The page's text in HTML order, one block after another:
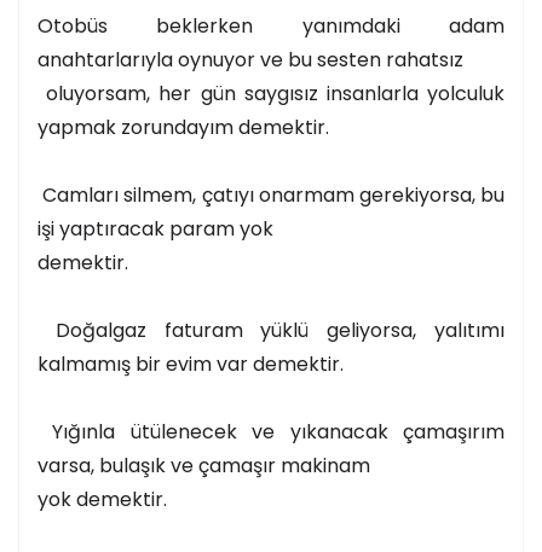
Otobüs beklerken yanımdaki adam
anahtarlarıyla oynuyor ve bu sesten rahatsız
oluyorsam, her gün saygısız insanlarla yolculuk
yapmak zorundayım demektir.
Camları silmem, çatıyı onarmam gerekiyorsa, bu
işi yaptıracak param yok
demektir.
Doğalgaz faturam yüklü geliyorsa, yalıtımı
kalmamış bir evim var demektir.
Yığınla ütülenecek ve yıkanacak çamaşırım
varsa, bulaşık ve çamaşır makinam
yok demektir.